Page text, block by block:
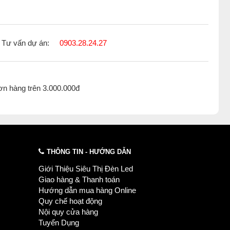
Tư vấn dự án: 0903.28.24.27
hàng trên 3.000.000đ
THÔNG TIN - HƯỚNG DẪN
Giới Thiệu Siêu Thị Đèn Led
Giao hàng & Thanh toán
Hướng dẫn mua hàng Online
Quy chế hoạt động
Nội quy cửa hàng
Tuyển Dụng